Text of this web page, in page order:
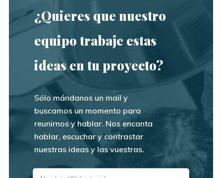
¿Quieres que nuestro
equipo trabaje estas
ideas en tu proyecto?
Sólo mándanos un mail y
buscamos un momento para
reunirnos y hablar. Nos encanta
hablar, escuchar y contrastar
nuestras ideas y las vuestras.